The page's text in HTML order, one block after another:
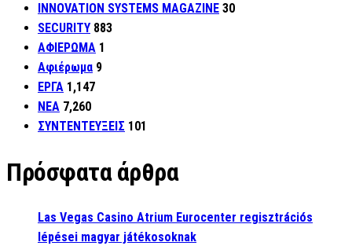
INNOVATION SYSTEMS MAGAZINE 30
SECURITY 883
ΑΦΙΕΡΩΜΑ 1
Αφιέρωμα 9
ΕΡΓΑ 1,147
ΝΕΑ 7,260
ΣΥΝΤΕΝΤΕΥΞΕΙΣ 101
Πρόσφατα άρθρα
Las Vegas Casino Atrium Eurocenter regisztrációs
lépései magyar játékosoknak